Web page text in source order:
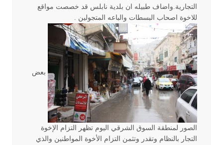
التجارية.واضاف طبيله ان بلدية نابلس قد خصصت مواقع
للاخوة اصحاب البسطات والباعه المتجولين .
بعض
الصور لمنطقة السوق الشرقي اليوم تظهر التزام الإخوة
التجار بالنظام وتقدر وتثمن التزام الأخوة المواطنين والذي